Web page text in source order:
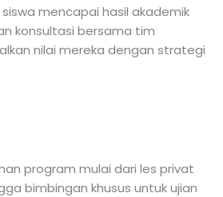
mencapai hasil akademik
konsultasi bersama tim
nilai mereka dengan strategi
program mulai dari les privat
bimbingan khusus untuk ujian